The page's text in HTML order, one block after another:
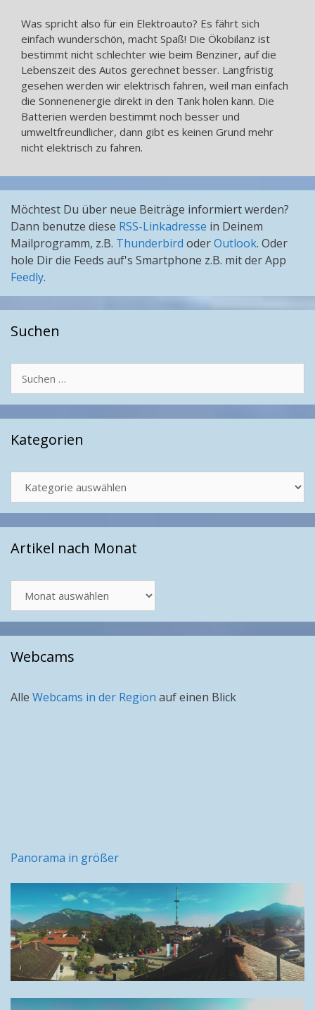
Was spricht also für ein Elektroauto? Es fährt sich
einfach wunderschön, macht Spaß! Die Ökobilanz ist
bestimmt nicht schlechter wie beim Benziner, auf die
Lebenszeit des Autos gerechnet besser. Langfristig
gesehen werden wir elektrisch fahren, weil man einfach
die Sonnenenergie direkt in den Tank holen kann. Die
Batterien werden bestimmt noch besser und
umweltfreundlicher, dann gibt es keinen Grund mehr
nicht elektrisch zu fahren.
Möchtest Du über neue Beiträge informiert werden?
Dann benutze diese RSS-Linkadresse in Deinem
Mailprogramm, z.B. Thunderbird oderOutlook. Oder
hole Dir die Feeds auf's Smartphone z.B. mit der App
Feedly.
Suchen
nach:
Kategorien
Artikel nach Monat
nach
Monat
Webcams
Alle Webcams in der Region auf einen Blick
Panorama in größer